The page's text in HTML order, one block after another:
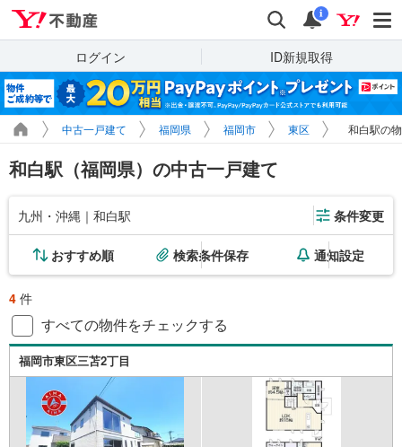
検索 通知
i
ログイン ID新規取得
中古一戸建て 福岡県 福岡市 東区 和白駅の
和白駅（福岡県）の中古一戸建て
九州・沖縄｜和白駅 条件変更
おすすめ順 検索条件保存 通知設定
4 件
すべての物件をチェックする
福岡市東区三苫2丁目